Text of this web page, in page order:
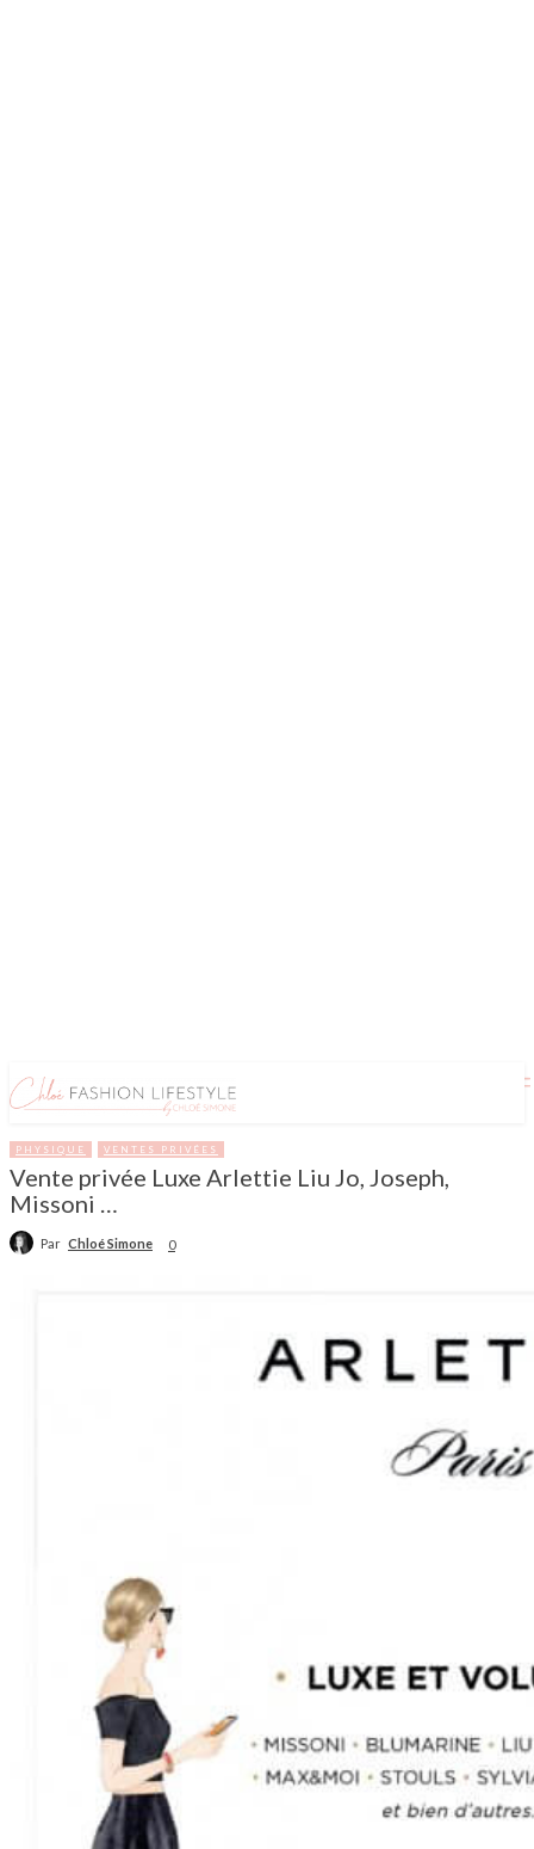
PHYSIQUE VENTES PRIVÉES
Vente privée Luxe Arlettie Liu Jo, Joseph,
Missoni …
Par Chloé Simone 0